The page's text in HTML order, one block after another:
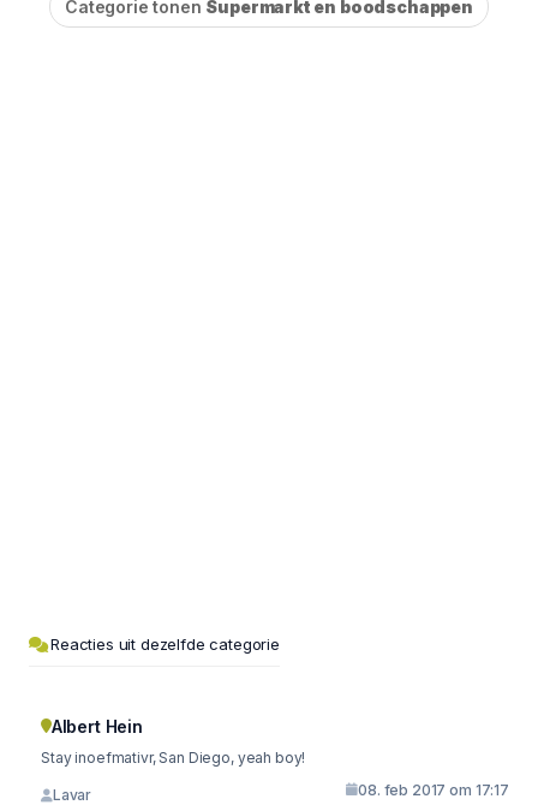
Categorie tonen Supermarkt en boodschappen
Reacties uit dezelfde categorie
Albert Hein
Stay inoefmativr, San Diego, yeah boy!
Lavar 08. feb 2017 om 17:17